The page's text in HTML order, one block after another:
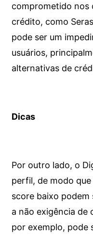
comprometido nos
crédito, como
pode ser um
usuários,
alternativas de
Dicas
Por outro lado, o
perfil, de modo
score baixo podem
a não exigência de
por exemplo, pode